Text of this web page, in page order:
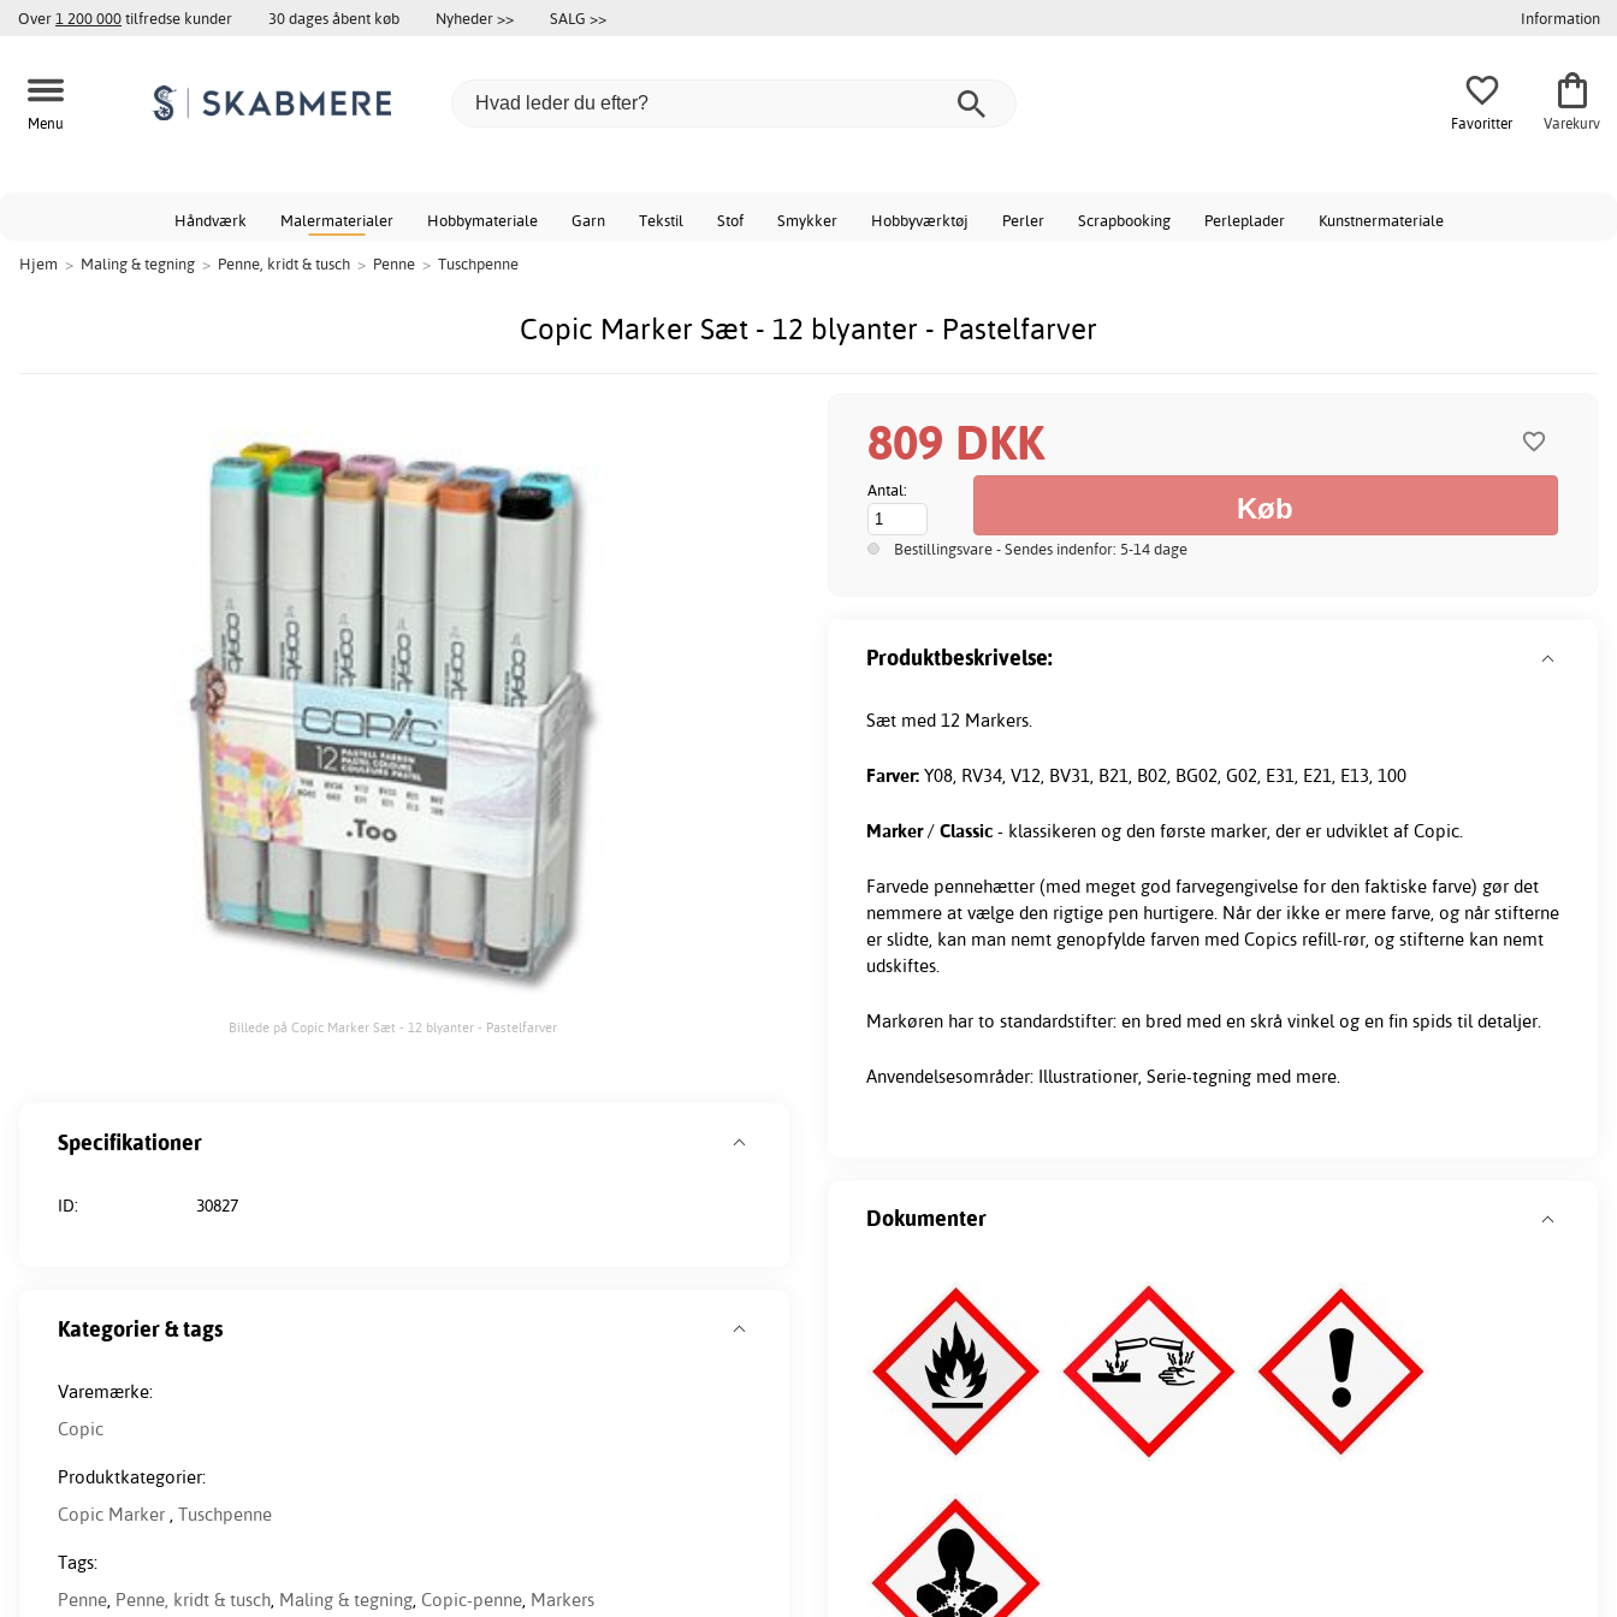
Over1 200 000tilfredse kunder 30 dages åbent køb Nyheder >> SALG >> Information
Menu Favoritter Varekurv
Håndværk Malermaterialer Hobbymateriale Garn Tekstil Stof Smykker Hobbyværktøj Perler Scrapbooking Perleplader Kunstnermateriale
Hjem > Maling & tegning > Penne, kridt & tusch > Penne > Tuschpenne
Copic Marker Sæt - 12 blyanter - Pastelfarver
Billede på Copic Marker Sæt - 12 blyanter - Pastelfarver
809 DKK
Antal:
Bestillingsvare - Sendes indenfor: 5-14 dage
Produktbeskrivelse:
Sæt med 12 Markers.
Farver: Y08, RV34, V12, BV31, B21, B02, BG02, G02, E31, E21, E13, 100
Marker/ Classic - klassikeren og den første marker, der er udviklet af Copic.
Farvede pennehætter (med meget god farvegengivelse for den faktiske farve) gør det
nemmere at vælge den rigtige pen hurtigere. Når der ikke er mere farve, og når stifterne
er slidte, kan man nemt genopfylde farven med Copics refill-rør, og stifterne kan nemt
udskiftes.
Markøren har to standardstifter: en bred med en skrå vinkel og en fin spids til detaljer.
Anvendelsesområder: Illustrationer, Serie-tegning med mere.
Dokumenter
Specifikationer
ID: 30827
Kategorier & tags
Varemærke:
Copic
Produktkategorier:
Copic Marker , Tuschpenne
Tags:
Penne, Penne, kridt & tusch, Maling & tegning, Copic-penne, Markers